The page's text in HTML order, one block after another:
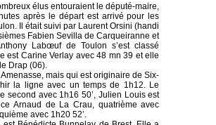
élus entouraient le député-maire,
après le départ est arrivé pour les
Il était suivi par Laurent Orsini (handi
Fabien Sevilla de Carqueiranne et
Labœuf de Toulon s’est classé
est Carine Verlay avec 48 mn 39 et elle
Drap (06).
mais qui est originaire de Six-
la ligne avec un temps de 1h12. Le
second avec 1h16 50’, Julien Louis est
Arnaud de La Crau, quatrième avec
avec 1h20 52’.